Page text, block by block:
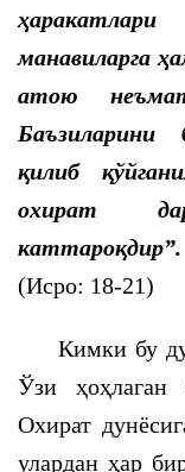
манавиларга
атою
Баъзиларини
қилиб
охират
каттароқдир”.
(Исро: 18-21)
Кимки бу
Ўзи ҳоҳлаган
Охират
улардан ҳар